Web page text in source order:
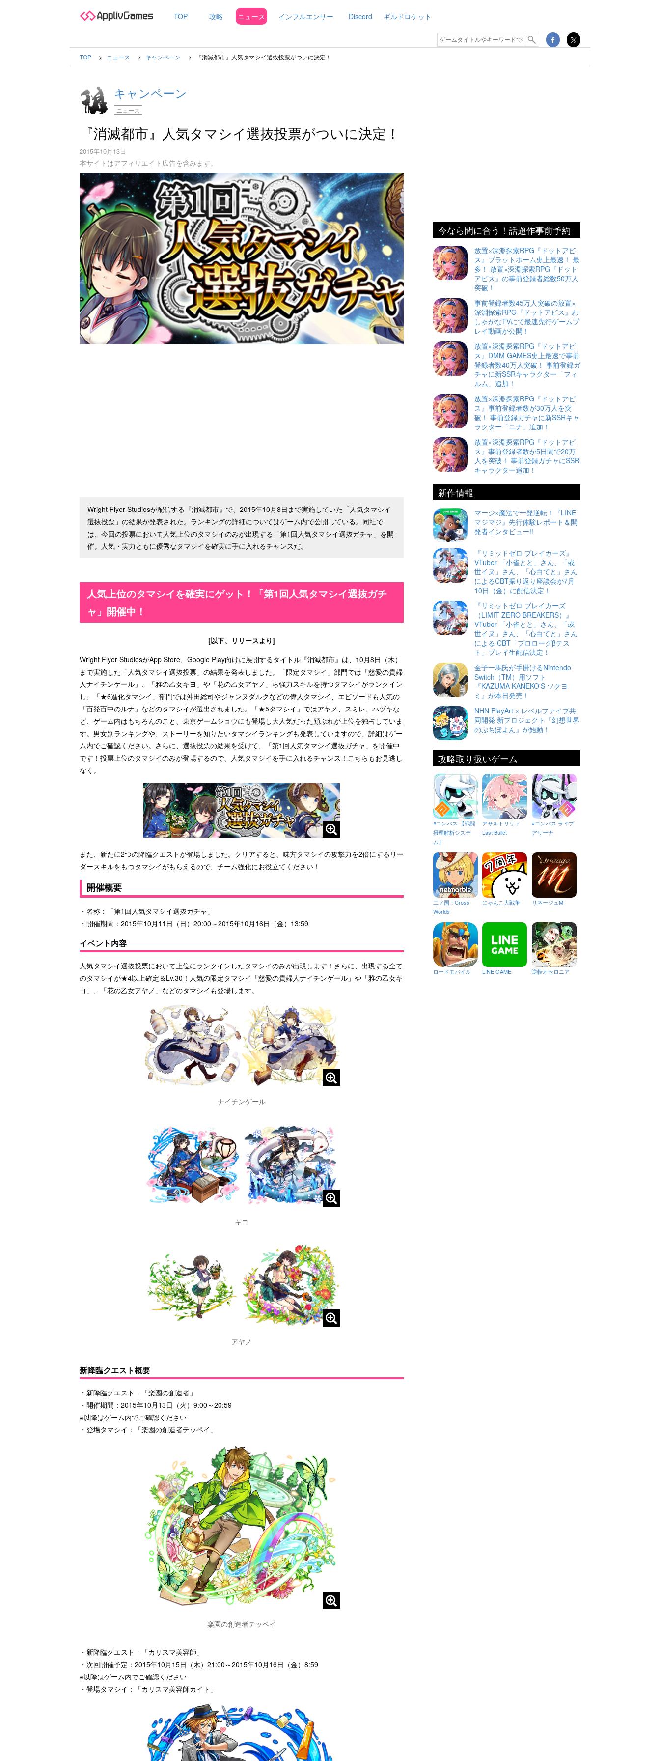
TOP 攻略 ニュース インフルエンサー Discord ギルドロケット
TOP ニュース キャンペーン 『消滅都市』人気タマシイ選抜投票がついに決定！
キャンペーン
ニュース
『消滅都市』人気タマシイ選抜投票がついに決定！
2015年10月13日
本サイトはアフィリエイト広告を含みます。
Wright Flyer Studiosが配信する『消滅都市』で、2015年10月8日まで実施していた「人気タマシイ
選抜投票」の結果が発表された。ランキングの詳細についてはゲーム内で公開している。同社で
は、今回の投票において人気上位のタマシイのみが出現する「第1回人気タマシイ選抜ガチャ」を開
催。人気・実力ともに優秀なタマシイを確実に手に入れるチャンスだ。
人気上位のタマシイを確実にゲット！「第1回人気タマシイ選抜ガチ
ャ」開催中！
[以下、リリースより]
Wright Flyer StudiosがApp Store、Google Play向けに展開するタイトル『消滅都市』は、10月8日（木）
まで実施した「人気タマシイ選抜投票」の結果を発表しました。「限定タマシイ」部門では「慈愛の貴婦
人ナイチンゲール」、「雅の乙女キヨ」や「花の乙女アヤノ」ら強力スキルを持つタマシイがランクイン
し、「★6進化タマシイ」部門では沖田総司やジャンヌダルクなどの偉人タマシイ、エピソードも人気の
「百発百中のルナ」などのタマシイが選出されました。「★5タマシイ」ではアヤメ、スミレ、ハヅキな
ど、ゲーム内はもちろんのこと、東京ゲームショウにも登場し大人気だった顔ぶれが上位を独占していま
す。男女別ランキングや、ストーリーを知りたいタマシイランキングも発表していますので、詳細はゲー
ム内でご確認ください。さらに、選抜投票の結果を受けて、「第1回人気タマシイ選抜ガチャ」を開催中
です！投票上位のタマシイのみが登場するので、人気タマシイを手に入れるチャンス！こちらもお見逃し
なく。
また、新たに2つの降臨クエストが登場しました。クリアすると、味方タマシイの攻撃力を2倍にするリー
ダースキルをもつタマシイがもらえるので、チーム強化にお役立てください！
開催概要
・名称：「第1回人気タマシイ選抜ガチャ」
・開催期間：2015年10月11日（日）20:00～2015年10月16日（金）13:59
イベント内容
人気タマシイ選抜投票において上位にランクインしたタマシイのみが出現します！さらに、出現する全て
のタマシイが★4以上確定＆Lv.30！人気の限定タマシイ「慈愛の貴婦人ナイチンゲール」や「雅の乙女キ
ヨ」、「花の乙女アヤノ」などのタマシイも登場します。
ナイチンゲール
キヨ
アヤノ
新降臨クエスト概要
・新降臨クエスト：「楽園の創造者」
・開催期間：2015年10月13日（火）9:00～20:59
※以降はゲーム内でご確認ください
・登場タマシイ：「楽園の創造者テッペイ」
楽園の創造者テッペイ
・新降臨クエスト：「カリスマ美容師」
・次回開催予定：2015年10月15日（木）21:00～2015年10月16日（金）8:59
※以降はゲーム内でご確認ください
・登場タマシイ：「カリスマ美容師カイト」
今なら間に合う！話題作事前予約
放置×深淵探索RPG『ドットアビ
ス』プラットホーム史上最速！ 最
多！ 放置×深淵探索RPG『ドット
アビス』の事前登録者総数50万人
突破！
事前登録者数45万人突破の放置×
深淵探索RPG『ドットアビス』わ
しゃがなTVにて最速先行ゲームプ
レイ動画が公開！
放置×深淵探索RPG『ドットアビ
ス』DMM GAMES史上最速で事前
登録者数40万人突破！ 事前登録ガ
チャに新SSRキャラクター「フィ
ルム」追加！
放置×深淵探索RPG『ドットアビ
ス』事前登録者数が30万人を突
破！ 事前登録ガチャに新SSRキャ
ラクター「ニナ」追加！
放置×深淵探索RPG『ドットアビ
ス』事前登録者数が5日間で20万
人を突破！ 事前登録ガチャにSSR
キャラクター追加！
新作情報
マージ×魔法で一発逆転！『LINE
マジマジ』先行体験レポート＆開
発者インタビュー!!
『リミットゼロ ブレイカーズ』
VTuber 「小雀とと」さん、「或
世イヌ」さん、「心白てと」さん
によるCBT振り返り座談会が7月
10日（金）に配信決定！
『リミットゼロ ブレイカーズ
（LIMIT ZERO BREAKERS）』
VTuber 「小雀とと」さん、「或
世イヌ」さん、「心白てと」さん
による CBT「プロローグβテス
ト」プレイ生配信決定！
金子一馬氏が手掛けるNintendo
Switch（TM）用ソフト
『KAZUMA KANEKO'S ツクヨ
ミ』が本日発売！
NHN PlayArt × レベルファイブ共
同開発 新プロジェクト『幻想世界
のぷちぽよん』が始動！
攻略取り扱いゲーム
#コンパス 【戦闘
摂理解析システ
ム】
アサルトリリィ
Last Bullet
#コンパス ライブ
アリーナ
二ノ国：Cross
Worlds
にゃんこ大戦争 リネージュM
ロードモバイル LINE GAME 逆転オセロニア